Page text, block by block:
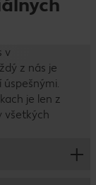
v
z nás je
je len z
všetkých